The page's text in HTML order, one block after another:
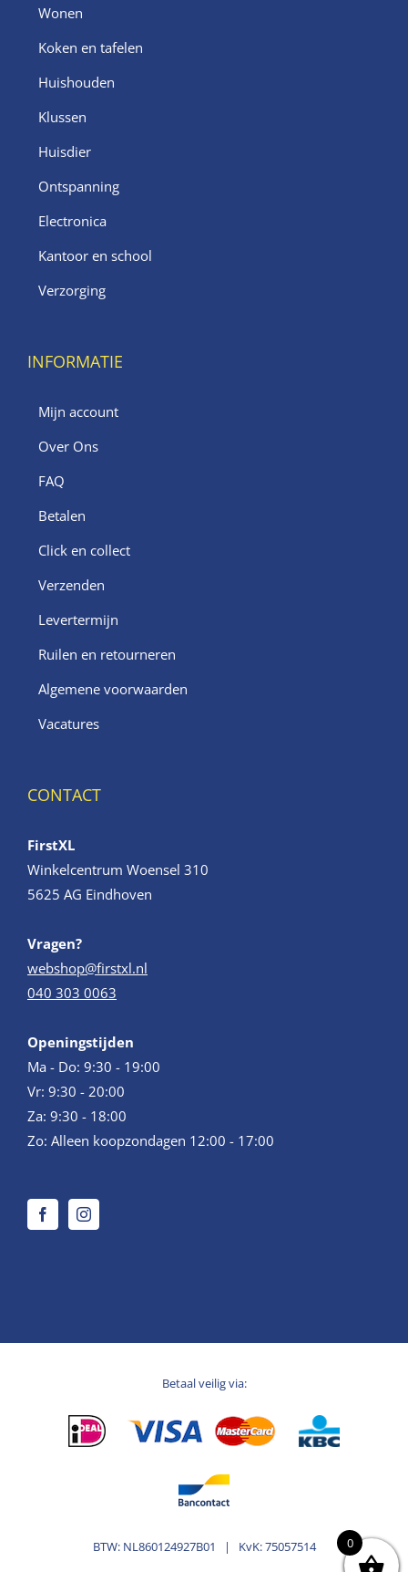
Wonen
Koken en tafelen
Huishouden
Klussen
Huisdier
Ontspanning
Electronica
Kantoor en school
Verzorging
INFORMATIE
Mijn account
Over Ons
FAQ
Betalen
Click en collect
Verzenden
Levertermijn
Ruilen en retourneren
Algemene voorwaarden
Vacatures
CONTACT
FirstXL
Winkelcentrum Woensel 310
5625 AG Eindhoven
Vragen?
webshop@firstxl.nl
040 303 0063
Openingstijden
Ma - Do: 9:30 - 19:00
Vr: 9:30 - 20:00
Za: 9:30 - 18:00
Zo: Alleen koopzondagen 12:00 - 17:00
Betaal veilig via:
BTW: NL860124927B01 | KvK: 75057514 0